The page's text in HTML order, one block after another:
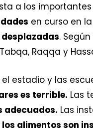
a los importantes
en curso en
.
Raqqa y
el estadio y las
es terrible. Las
adecuados. Las
alimentos son